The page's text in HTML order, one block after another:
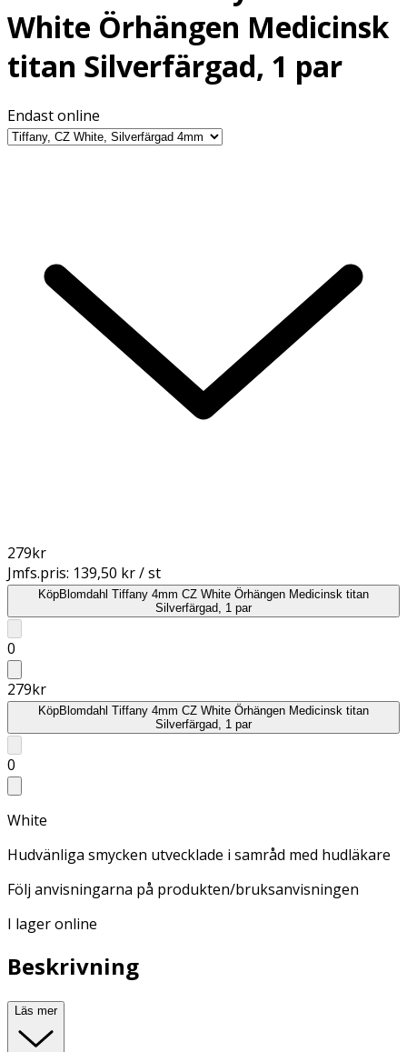
White Örhängen Medicinsk
titan Silverfärgad, 1 par
Endast online
279kr
Jmfs.pris: 139,50 kr / st
KöpBlomdahl Tiffany 4mm CZ White Örhängen Medicinsk titan
Silverfärgad, 1 par
0
279kr
KöpBlomdahl Tiffany 4mm CZ White Örhängen Medicinsk titan
Silverfärgad, 1 par
0
White
Hudvänliga smycken utvecklade i samråd med hudläkare
Följ anvisningarna på produkten/bruksanvisningen
I lager online
Beskrivning
Läs mer